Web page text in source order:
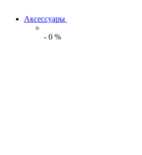
Аксессуары
- 0 %